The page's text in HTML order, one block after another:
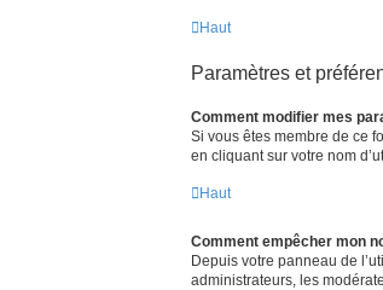
Haut
Paramètres et
Comment modifier mes
Si vous êtes membre de ce
en cliquant sur votre nom
Haut
Comment empêcher mon
Depuis votre panneau de
administrateurs, les